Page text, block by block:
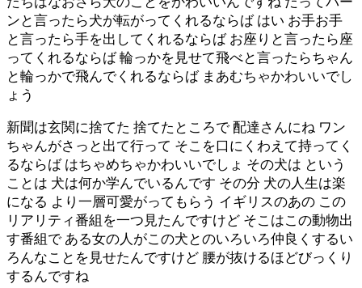
ンと言ったら犬が転がってくれるならば はい お手お手
と言ったら手を出してくれるならば お座りと言ったら座
ってくれるならば 輪っかを見せて飛べと言ったらちゃん
と輪っかで飛んでくれるならば まあむちゃかわいいでし
ょう
新聞は玄関に捨てた 捨てたところで 配達さんにね ワン
ちゃんがさっと出て行って そこを口にくわえて持ってく
るならば はちゃめちゃかわいいでしょ その犬は という
ことは 犬は何か学んでいるんです その分 犬の人生は楽
になる より一層可愛がってもらう イギリスのあの この
リアリティ番組を一つ見たんですけど そこはこの動物出
す番組で ある女の人がこの犬とのいろいろ仲良くするい
ろんなことを見せたんですけど 腰が抜けるほどびっくり
するんですね